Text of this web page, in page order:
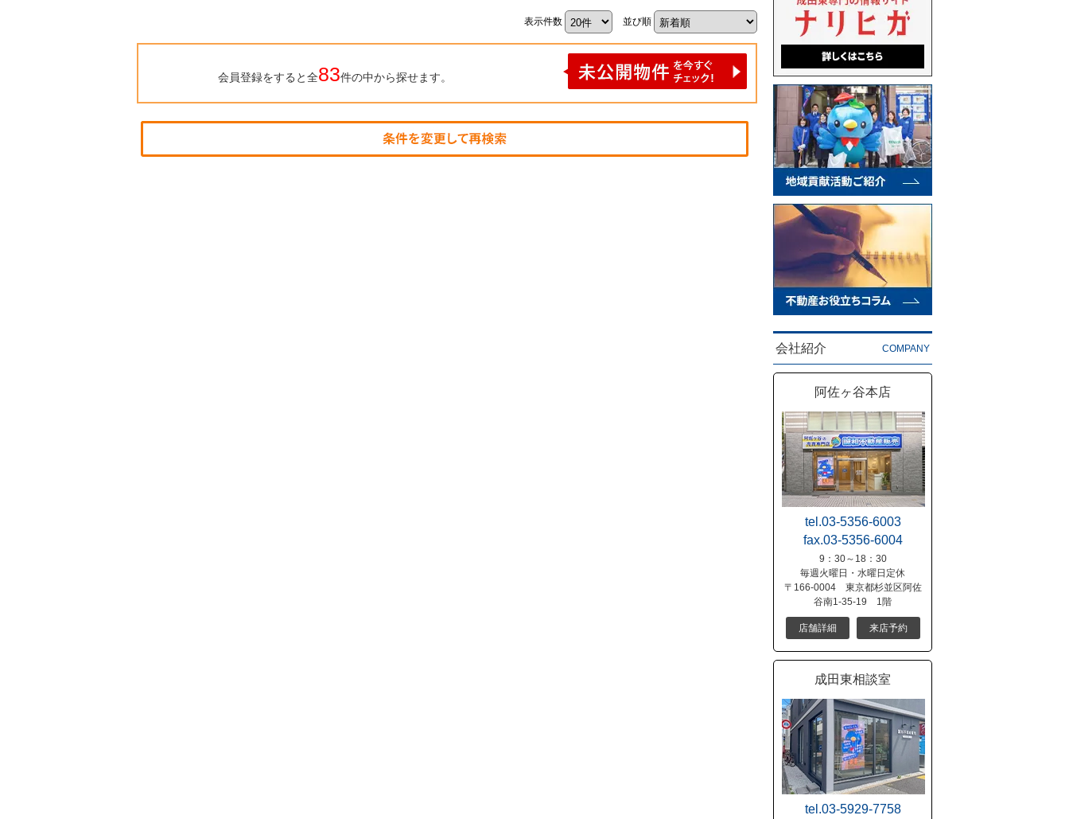
表示件数 並び順
会員登録をすると全83件の中から探せます。
会社紹介 COMPANY
阿佐ヶ谷本店
tel.03-5356-6003
fax.03-5356-6004
9：30～18：30
毎週火曜日・水曜日定休
〒166-0004 東京都杉並区阿佐
谷南1-35-19 1階
店舗詳細 来店予約
成田東相談室
tel.03-5929-7758